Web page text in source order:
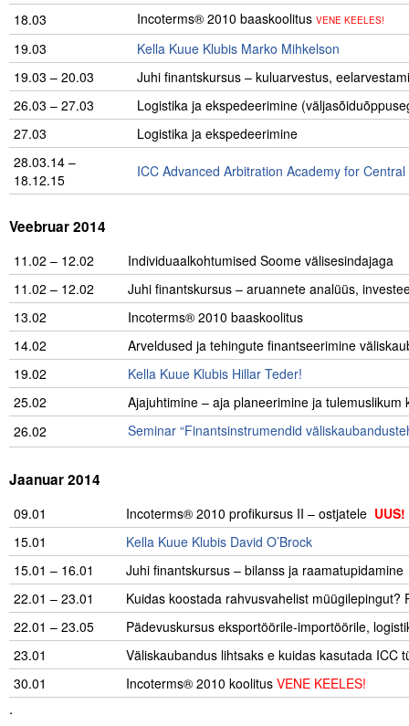
18.03
Incoterms® 2010 baaskoolitus VENE KEELES!
19.03
Kella Kuue Klubis Marko Mihkelson
19.03 – 20.03
Juhi finantskursus – kuluarvestus,
26.03 – 27.03
Logistika ja ekspedeerimine
27.03
Logistika ja ekspedeerimine
28.03.14 –
18.12.15
ICC Advanced Arbitration Academy for
Veebruar 2014
11.02 – 12.02
Individuaalkohtumised Soome välisesindajaga
11.02 – 12.02
Juhi finantskursus – aruannete analüüs,
13.02
Incoterms® 2010 baaskoolitus
14.02
Arveldused ja tehingute finantseerimine
19.02
Kella Kuue Klubis Hillar Teder!
25.02
Ajajuhtimine – aja planeerimine ja tulemuslikum
26.02
Seminar “Finantsinstrumendid
Jaanuar 2014
09.01 Incoterms® 2010 profikursus II – ostjatele UUS!
15.01
Kella Kuue Klubis David O’Brock
15.01 – 16.01
Juhi finantskursus – bilanss ja raamatupidamine
22.01 – 23.01
Kuidas koostada rahvusvahelist müügilepingut?
22.01 – 23.05
Pädevuskursus eksportöörile-importöörile,
23.01
Väliskaubandus lihtsaks e kuidas kasutada ICC
30.01
Incoterms® 2010 koolitus VENE KEELES!
.